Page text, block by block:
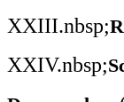
XXIII.nbsp;
XXIV.nbsp;